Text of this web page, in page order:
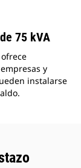
75 kVA
y
instalarse